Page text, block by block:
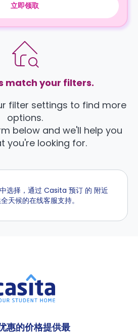
立即领取
match your filters.
filter settings to find more
options.
below and we'll help you
you're looking for.
选择，通过 Casita 预订 的 附近
天候的在线客服支持。
惠的价格提供最